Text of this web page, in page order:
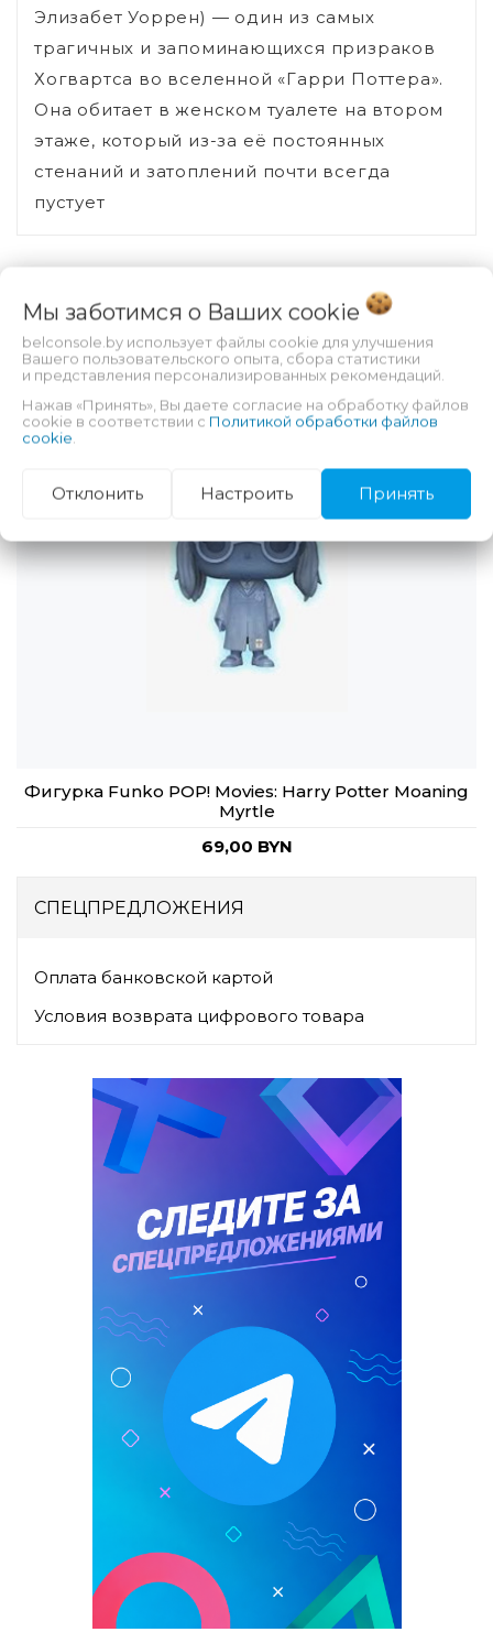
Элизабет Уоррен) — один из самых
трагичных и запоминающихся призраков
Хогвартса во вселенной «Гарри Поттера».
Она обитает в женском туалете на втором
этаже, который из-за её постоянных
стенаний и затоплений почти всегда
пустует
Вы смотрели
Фигурка Funko POP! Movies: Harry Potter Moaning
Myrtle
69,00 BYN
СПЕЦПРЕДЛОЖЕНИЯ
Оплата банковской картой
Условия возврата цифрового товара
Мы заботимся о Ваших cookie
belconsole.by использует файлы cookie для улучшения
Вашего пользовательского опыта, сбора статистики
и представления персонализированных рекомендаций.
Нажав «Принять», Вы даете согласие на обработку файлов
cookie в соответствии с Политикой обработки файлов
cookie.
Отклонить Настроить Принять